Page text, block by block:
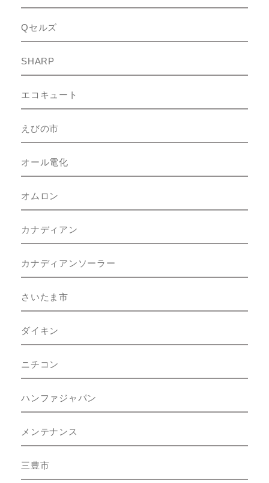
Qセルズ
SHARP
エコキュート
えびの市
オール電化
オムロン
カナディアン
カナディアンソーラー
さいたま市
ダイキン
ニチコン
ハンファジャパン
メンテナンス
三豊市